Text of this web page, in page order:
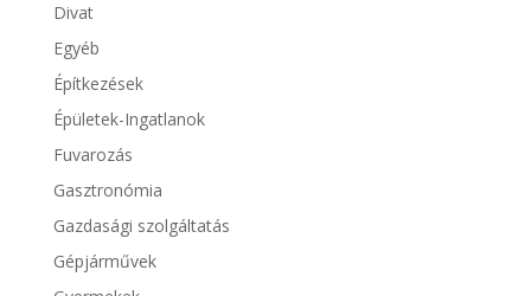
Divat
Egyéb
Építkezések
Épületek-Ingatlanok
Fuvarozás
Gasztronómia
Gazdasági szolgáltatás
Gépjárművek